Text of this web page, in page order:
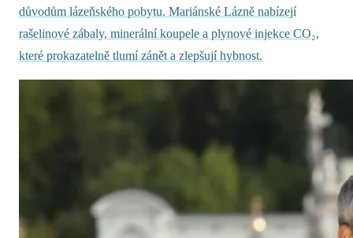
důvodům lázeňského pobytu. Mariánské Lázně nabízejí
rašelinové zábaly, minerální koupele a plynové injekce CO₂,
které prokazatelně tlumí zánět a zlepšují hybnost.